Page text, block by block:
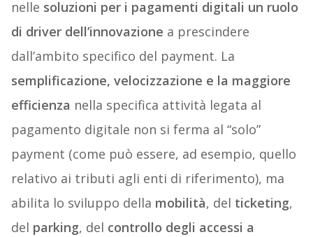
nelle soluzioni per i pagamenti digitali un ruolo
di driver dell’innovazione a prescindere
dall’ambito specifico del payment. La
semplificazione, velocizzazione e la maggiore
efficienza nella specifica attività legata al
pagamento digitale non si ferma al “solo”
payment (come può essere, ad esempio, quello
relativo ai tributi agli enti di riferimento), ma
abilita lo sviluppo della mobilità, del ticketing,
del parking, del controllo degli accessi a